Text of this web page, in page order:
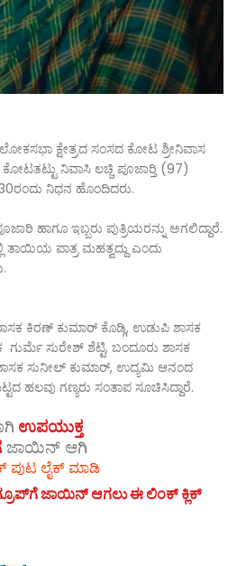
ಕ್ಷೇತ್ರದ ಸಂಸದ ಕೋಟ ಶ್ರೀನಿವಾಸ
ನಿವಾಸಿ ಲಚ್ಚಿ ಪೂಜಾರ್‍ತಿ (97)
ನಿಧನ ಹೊಂದಿದರು.
ಹಾಗೂ ಇಬ್ಬರು ಪುತ್ರಿಯರನ್ನು ಅಗಲಿದ್ದಾರೆ.
ಪಾತ್ರ ಮಹತ್ವದ್ದು ಎಂದು
ಕಿರಣ್ ಕುಮಾರ್ ಕೊಡ್ಗಿ, ಉಡುಪಿ ಶಾಸಕ
ಸುರೇಶ್ ಶೆಟ್ಟಿ, ಬಂದೂರು ಶಾಸಕ
ಸುನೀಲ್ ಕುಮಾರ್, ಉದ್ಯಮಿ ಆನಂದ
ಹಲವು ಗಣ್ಯರು ಸಂತಾಪ ಸೂಚಿಸಿದ್ದಾರೆ.
ಉಪಯುಕ್ತ
ಜಾಯಿನ್‌ ಆಗಿ
ಪುಟ ಲೈಕ್ ಮಾಡಿ
ಜಾಯಿನ್ ಆಗಲು ಈ ಲಿಂಕ್ ಕ್ಲಿಕ್